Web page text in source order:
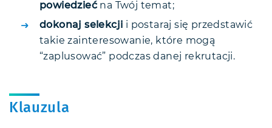
powiedzieć na Twój temat;
dokonaj selekcji i postaraj się przedstawić
takie zainteresowanie, które mogą
“zaplusować” podczas danej rekrutacji.
Klauzula